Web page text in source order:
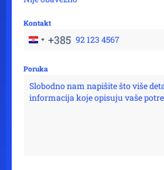
Kontakt
C
o
a
t
+385
Poruka